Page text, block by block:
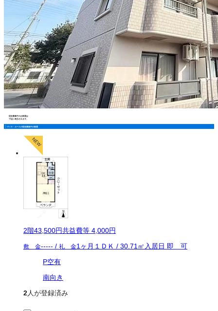
現在募集中のお部屋は
下記に表示されます。
ヴィラ・ルースの現在募集中の部屋
2階43,500円共益費等 4,000円
敷 金----- / 礼 金1ヶ月 １ＤＫ / 30.71㎡ 入居日 即 可
P空有
南向き
2人が登録済み